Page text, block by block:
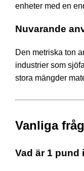
enheter med en
Nuvarande
Den metriska ton
industrier som
stora mängder
Vanliga
Vad är 1 pund